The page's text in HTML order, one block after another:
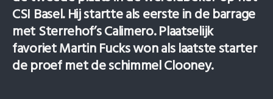
CSI Basel. Hij startte als eerste in de barrage
met Sterrehof’s Calimero. Plaatselijk
favoriet Martin Fucks won als laatste starter
de proef met de schimmel Clooney.